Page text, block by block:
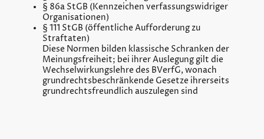
§ 86a StGB (Kennzeichen verfassungswidriger
Organisationen)
§ 111 StGB (öffentliche Aufforderung zu
Straftaten)
Diese Normen bilden klassische Schranken der
Meinungsfreiheit; bei ihrer Auslegung gilt die
Wechselwirkungslehre des BVerfG, wonach
grundrechtsbeschränkende Gesetze ihrerseits
grundrechtsfreundlich auszulegen sind